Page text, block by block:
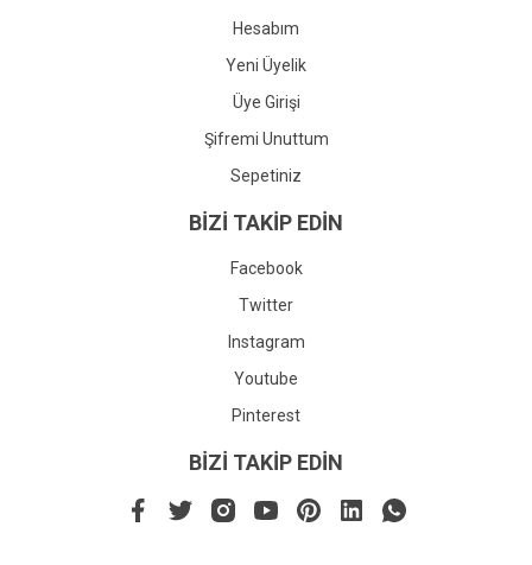
Hesabım
Yeni Üyelik
Üye Girişi
Şifremi Unuttum
Sepetiniz
BİZİ TAKİP EDİN
Facebook
Twitter
Instagram
Youtube
Pinterest
BİZİ TAKİP EDİN